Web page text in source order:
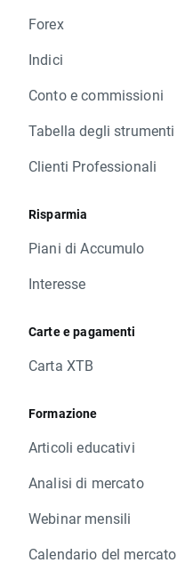
Forex
Indici
Conto e commissioni
Tabella degli strumenti
Clienti Professionali
Risparmia
Piani di Accumulo
Interesse
Carte e pagamenti
Carta XTB
Formazione
Articoli educativi
Analisi di mercato
Webinar mensili
Calendario del mercato